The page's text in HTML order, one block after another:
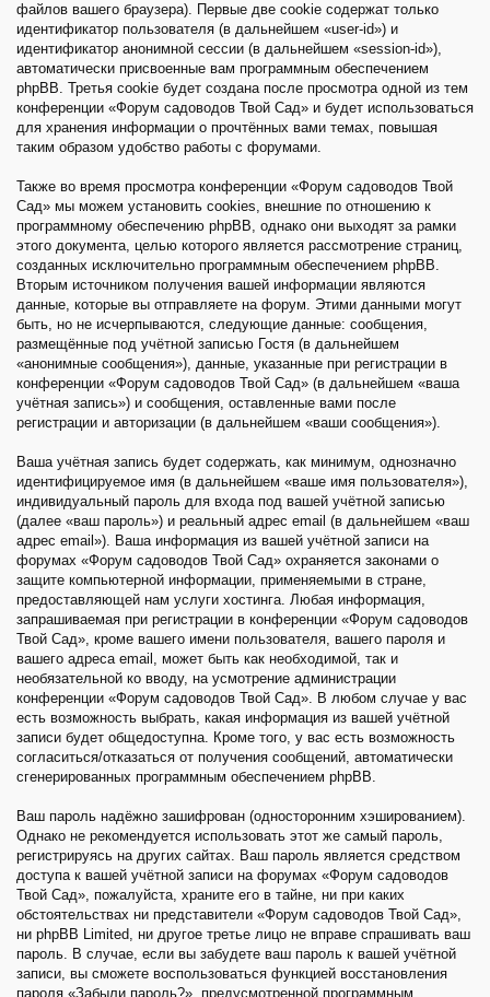
файлов вашего браузера). Первые две cookie содержат только
идентификатор пользователя (в дальнейшем «user-id») и
идентификатор анонимной сессии (в дальнейшем «session-id»),
автоматически присвоенные вам программным обеспечением
phpBB. Третья cookie будет создана после просмотра одной из тем
конференции «Форум садоводов Твой Сад» и будет использоваться
для хранения информации о прочтённых вами темах, повышая
таким образом удобство работы с форумами.
Также во время просмотра конференции «Форум садоводов Твой
Сад» мы можем установить cookies, внешние по отношению к
программному обеспечению phpBB, однако они выходят за рамки
этого документа, целью которого является рассмотрение страниц,
созданных исключительно программным обеспечением phpBB.
Вторым источником получения вашей информации являются
данные, которые вы отправляете на форум. Этими данными могут
быть, но не исчерпываются, следующие данные: сообщения,
размещённые под учётной записью Гостя (в дальнейшем
«анонимные сообщения»), данные, указанные при регистрации в
конференции «Форум садоводов Твой Сад» (в дальнейшем «ваша
учётная запись») и сообщения, оставленные вами после
регистрации и авторизации (в дальнейшем «ваши сообщения»).
Ваша учётная запись будет содержать, как минимум, однозначно
идентифицируемое имя (в дальнейшем «ваше имя пользователя»),
индивидуальный пароль для входа под вашей учётной записью
(далее «ваш пароль») и реальный адрес email (в дальнейшем «ваш
адрес email»). Ваша информация из вашей учётной записи на
форумах «Форум садоводов Твой Сад» охраняется законами о
защите компьютерной информации, применяемыми в стране,
предоставляющей нам услуги хостинга. Любая информация,
запрашиваемая при регистрации в конференции «Форум садоводов
Твой Сад», кроме вашего имени пользователя, вашего пароля и
вашего адреса email, может быть как необходимой, так и
необязательной ко вводу, на усмотрение администрации
конференции «Форум садоводов Твой Сад». В любом случае у вас
есть возможность выбрать, какая информация из вашей учётной
записи будет общедоступна. Кроме того, у вас есть возможность
согласиться/отказаться от получения сообщений, автоматически
сгенерированных программным обеспечением phpBB.
Ваш пароль надёжно зашифрован (односторонним хэшированием).
Однако не рекомендуется использовать этот же самый пароль,
регистрируясь на других сайтах. Ваш пароль является средством
доступа к вашей учётной записи на форумах «Форум садоводов
Твой Сад», пожалуйста, храните его в тайне, ни при каких
обстоятельствах ни представители «Форум садоводов Твой Сад»,
ни phpBB Limited, ни другое третье лицо не вправе спрашивать ваш
пароль. В случае, если вы забудете ваш пароль к вашей учётной
записи, вы сможете воспользоваться функцией восстановления
пароля «Забыли пароль?», предусмотренной программным